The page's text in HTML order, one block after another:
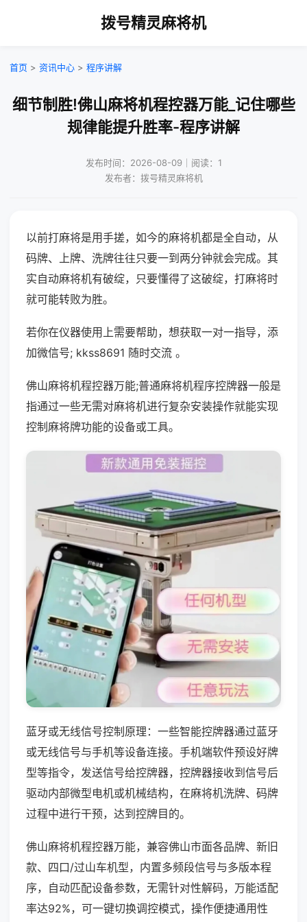
拨号精灵麻将机
首页 > 资讯中心 > 程序讲解
细节制胜!佛山麻将机程控器万能_记住哪些
规律能提升胜率-程序讲解
发布时间：2026-08-09｜阅读：1
发布者：拨号精灵麻将机
以前打麻将是用手搓，如今的麻将机都是全自动，从
码牌、上牌、洗牌往往只要一到两分钟就会完成。其
实自动麻将机有破绽，只要懂得了这破绽，打麻将时
就可能转败为胜。
若你在仪器使用上需要帮助，想获取一对一指导，添
加微信号; kkss8691 随时交流 。
佛山麻将机程控器万能;普通麻将机程序控牌器一般是
指通过一些无需对麻将机进行复杂安装操作就能实现
控制麻将牌功能的设备或工具。
蓝牙或无线信号控制原理：一些智能控牌器通过蓝牙
或无线信号与手机等设备连接。手机端软件预设好牌
型等指令，发送信号给控牌器，控牌器接收到信号后
驱动内部微型电机或机械结构，在麻将机洗牌、码牌
过程中进行干预，达到控牌目的。
佛山麻将机程控器万能，兼容佛山市面各品牌、新旧
款、四口/过山车机型，内置多频段信号与多版本程
序，自动匹配设备参数，无需针对性解码，万能适配
率达92%，可一键切换调控模式，操作便捷通用性